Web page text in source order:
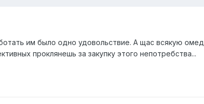
им было одно удовольствие. А щас всякую
проклянешь за закупку этого непотребства...